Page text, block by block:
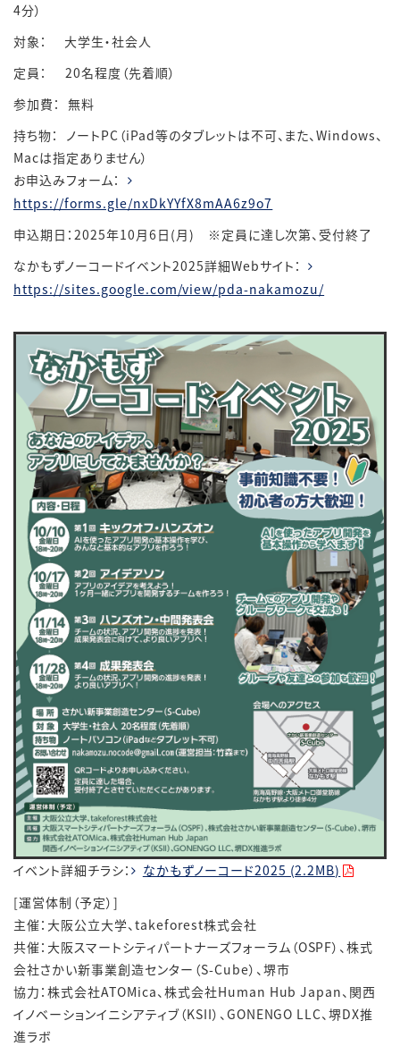
4分）
対象： 大学生・社会人
定員： 20名程度（先着順）
参加費： 無料
持ち物： ノートPC （iPad等のタブレットは不可、また、Windows、
Macは指定ありません）
お申込みフォーム：
https://forms.gle/nxDkYYfX8mAA6z9o7
申込期日：2025年10月6日(月) ※定員に達し次第、受付終了
なかもずノーコードイベント2025詳細Webサイト：
https://sites.google.com/view/pda-nakamozu/
イベント詳細チラシ：
なかもずノーコード2025 (2.2MB)
[運営体制（予定） ]
主催：大阪公立大学、 takeforest株式会社
共催：大阪スマートシティパートナーズフォーラム（OSPF）、株式
会社さかい新事業創造センター（S-Cube）、堺市
協力：株式会社ATOMica、株式会社Human Hub Japan、関西
イノベーションイニシアティブ（KSII）、 GONENGO LLC、堺DX推
進ラボ